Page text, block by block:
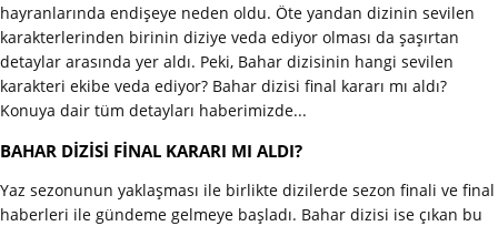
hayranlarında endişeye neden oldu. Öte yandan dizinin sevilen
karakterlerinden birinin diziye veda ediyor olması da şaşırtan
detaylar arasında yer aldı. Peki, Bahar dizisinin hangi sevilen
karakteri ekibe veda ediyor? Bahar dizisi final kararı mı aldı?
Konuya dair tüm detayları haberimizde...
BAHAR DİZİSİ FİNAL KARARI MI ALDI?
Yaz sezonunun yaklaşması ile birlikte dizilerde sezon finali ve final
haberleri ile gündeme gelmeye başladı. Bahar dizisi ise çıkan bu